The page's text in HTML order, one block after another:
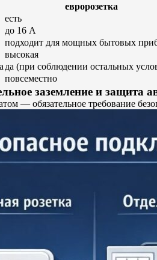
евророзетка
есть
до 16 А
подходит для мощных бытовых
высокая
да (при соблюдении остальных
повсеместно
заземление и защита
— обязательное требование